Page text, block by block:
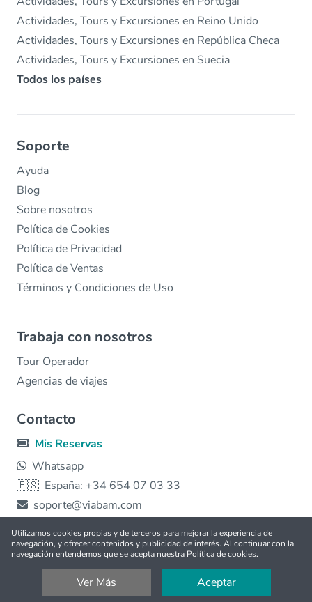
Actividades, Tours y Excursiones en Reino Unido
Actividades, Tours y Excursiones en República Checa
Actividades, Tours y Excursiones en Suecia
Todos los países
Soporte
Ayuda
Blog
Sobre nosotros
Política de Cookies
Política de Privacidad
Política de Ventas
Términos y Condiciones de Uso
Trabaja con nosotros
Tour Operador
Agencias de viajes
Contacto
Mis Reservas
Whatsapp
🇪🇸 España: +34 654 07 03 33
soporte@viabam.com
© 2026 viabam | Hecho con ❤️ para todo el 🌎 |Free
tours